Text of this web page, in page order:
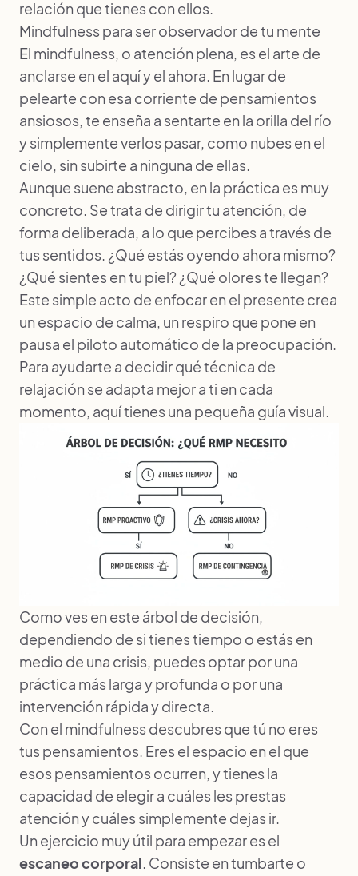
relación que tienes con ellos.
Mindfulness para ser observador de tu mente
El mindfulness, o atención plena, es el arte de
anclarse en el aquí y el ahora. En lugar de
pelearte con esa corriente de pensamientos
ansiosos, te enseña a sentarte en la orilla del río
y simplemente verlos pasar, como nubes en el
cielo, sin subirte a ninguna de ellas.
Aunque suene abstracto, en la práctica es muy
concreto. Se trata de dirigir tu atención, de
forma deliberada, a lo que percibes a través de
tus sentidos. ¿Qué estás oyendo ahora mismo?
¿Qué sientes en tu piel? ¿Qué olores te llegan?
Este simple acto de enfocar en el presente crea
un espacio de calma, un respiro que pone en
pausa el piloto automático de la preocupación.
Para ayudarte a decidir qué técnica de
relajación se adapta mejor a ti en cada
momento, aquí tienes una pequeña guía visual.
Como ves en este árbol de decisión,
dependiendo de si tienes tiempo o estás en
medio de una crisis, puedes optar por una
práctica más larga y profunda o por una
intervención rápida y directa.
Con el mindfulness descubres que tú no eres
tus pensamientos. Eres el espacio en el que
esos pensamientos ocurren, y tienes la
capacidad de elegir a cuáles les prestas
atención y cuáles simplemente dejas ir.
Un ejercicio muy útil para empezar es el
escaneo corporal . Consiste en tumbarte o